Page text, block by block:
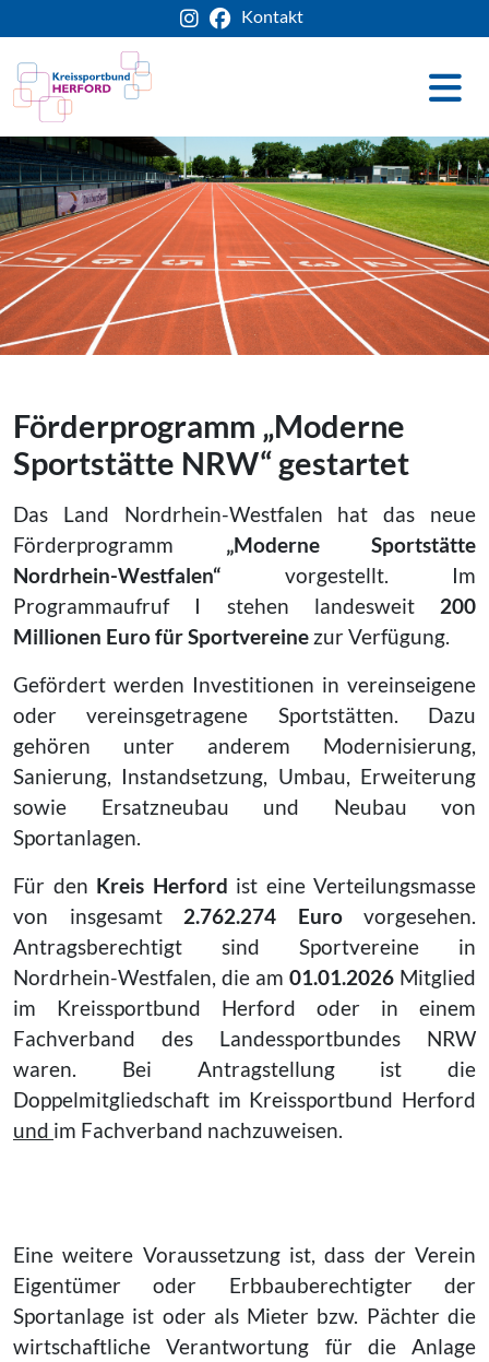
Kontakt
Förderprogramm „Moderne
Sportstätte NRW“ gestartet
Das Land Nordrhein-Westfalen hat das neue
Förderprogramm „Moderne Sportstätte
Nordrhein-Westfalen“ vorgestellt. Im
Programmaufruf I stehen landesweit 200
Millionen Euro für Sportvereine zur Verfügung.
Gefördert werden Investitionen in vereinseigene
oder vereinsgetragene Sportstätten. Dazu
gehören unter anderem Modernisierung,
Sanierung, Instandsetzung, Umbau, Erweiterung
sowie Ersatzneubau und Neubau von
Sportanlagen.
Für den Kreis Herford ist eine Verteilungsmasse
von insgesamt 2.762.274 Eurovorgesehen.
Antragsberechtigt sind Sportvereine in
Nordrhein-Westfalen, die am 01.01.2026 Mitglied
im Kreissportbund Herford oder in einem
Fachverband des Landessportbundes NRW
waren. Bei Antragstellung ist die
Doppelmitgliedschaft im Kreissportbund Herford
und im Fachverband nachzuweisen.
Eine weitere Voraussetzung ist, dass der Verein
Eigentümer oder Erbbauberechtigter der
Sportanlage ist oder als Mieter bzw. Pächter die
wirtschaftliche Verantwortung für die Anlage